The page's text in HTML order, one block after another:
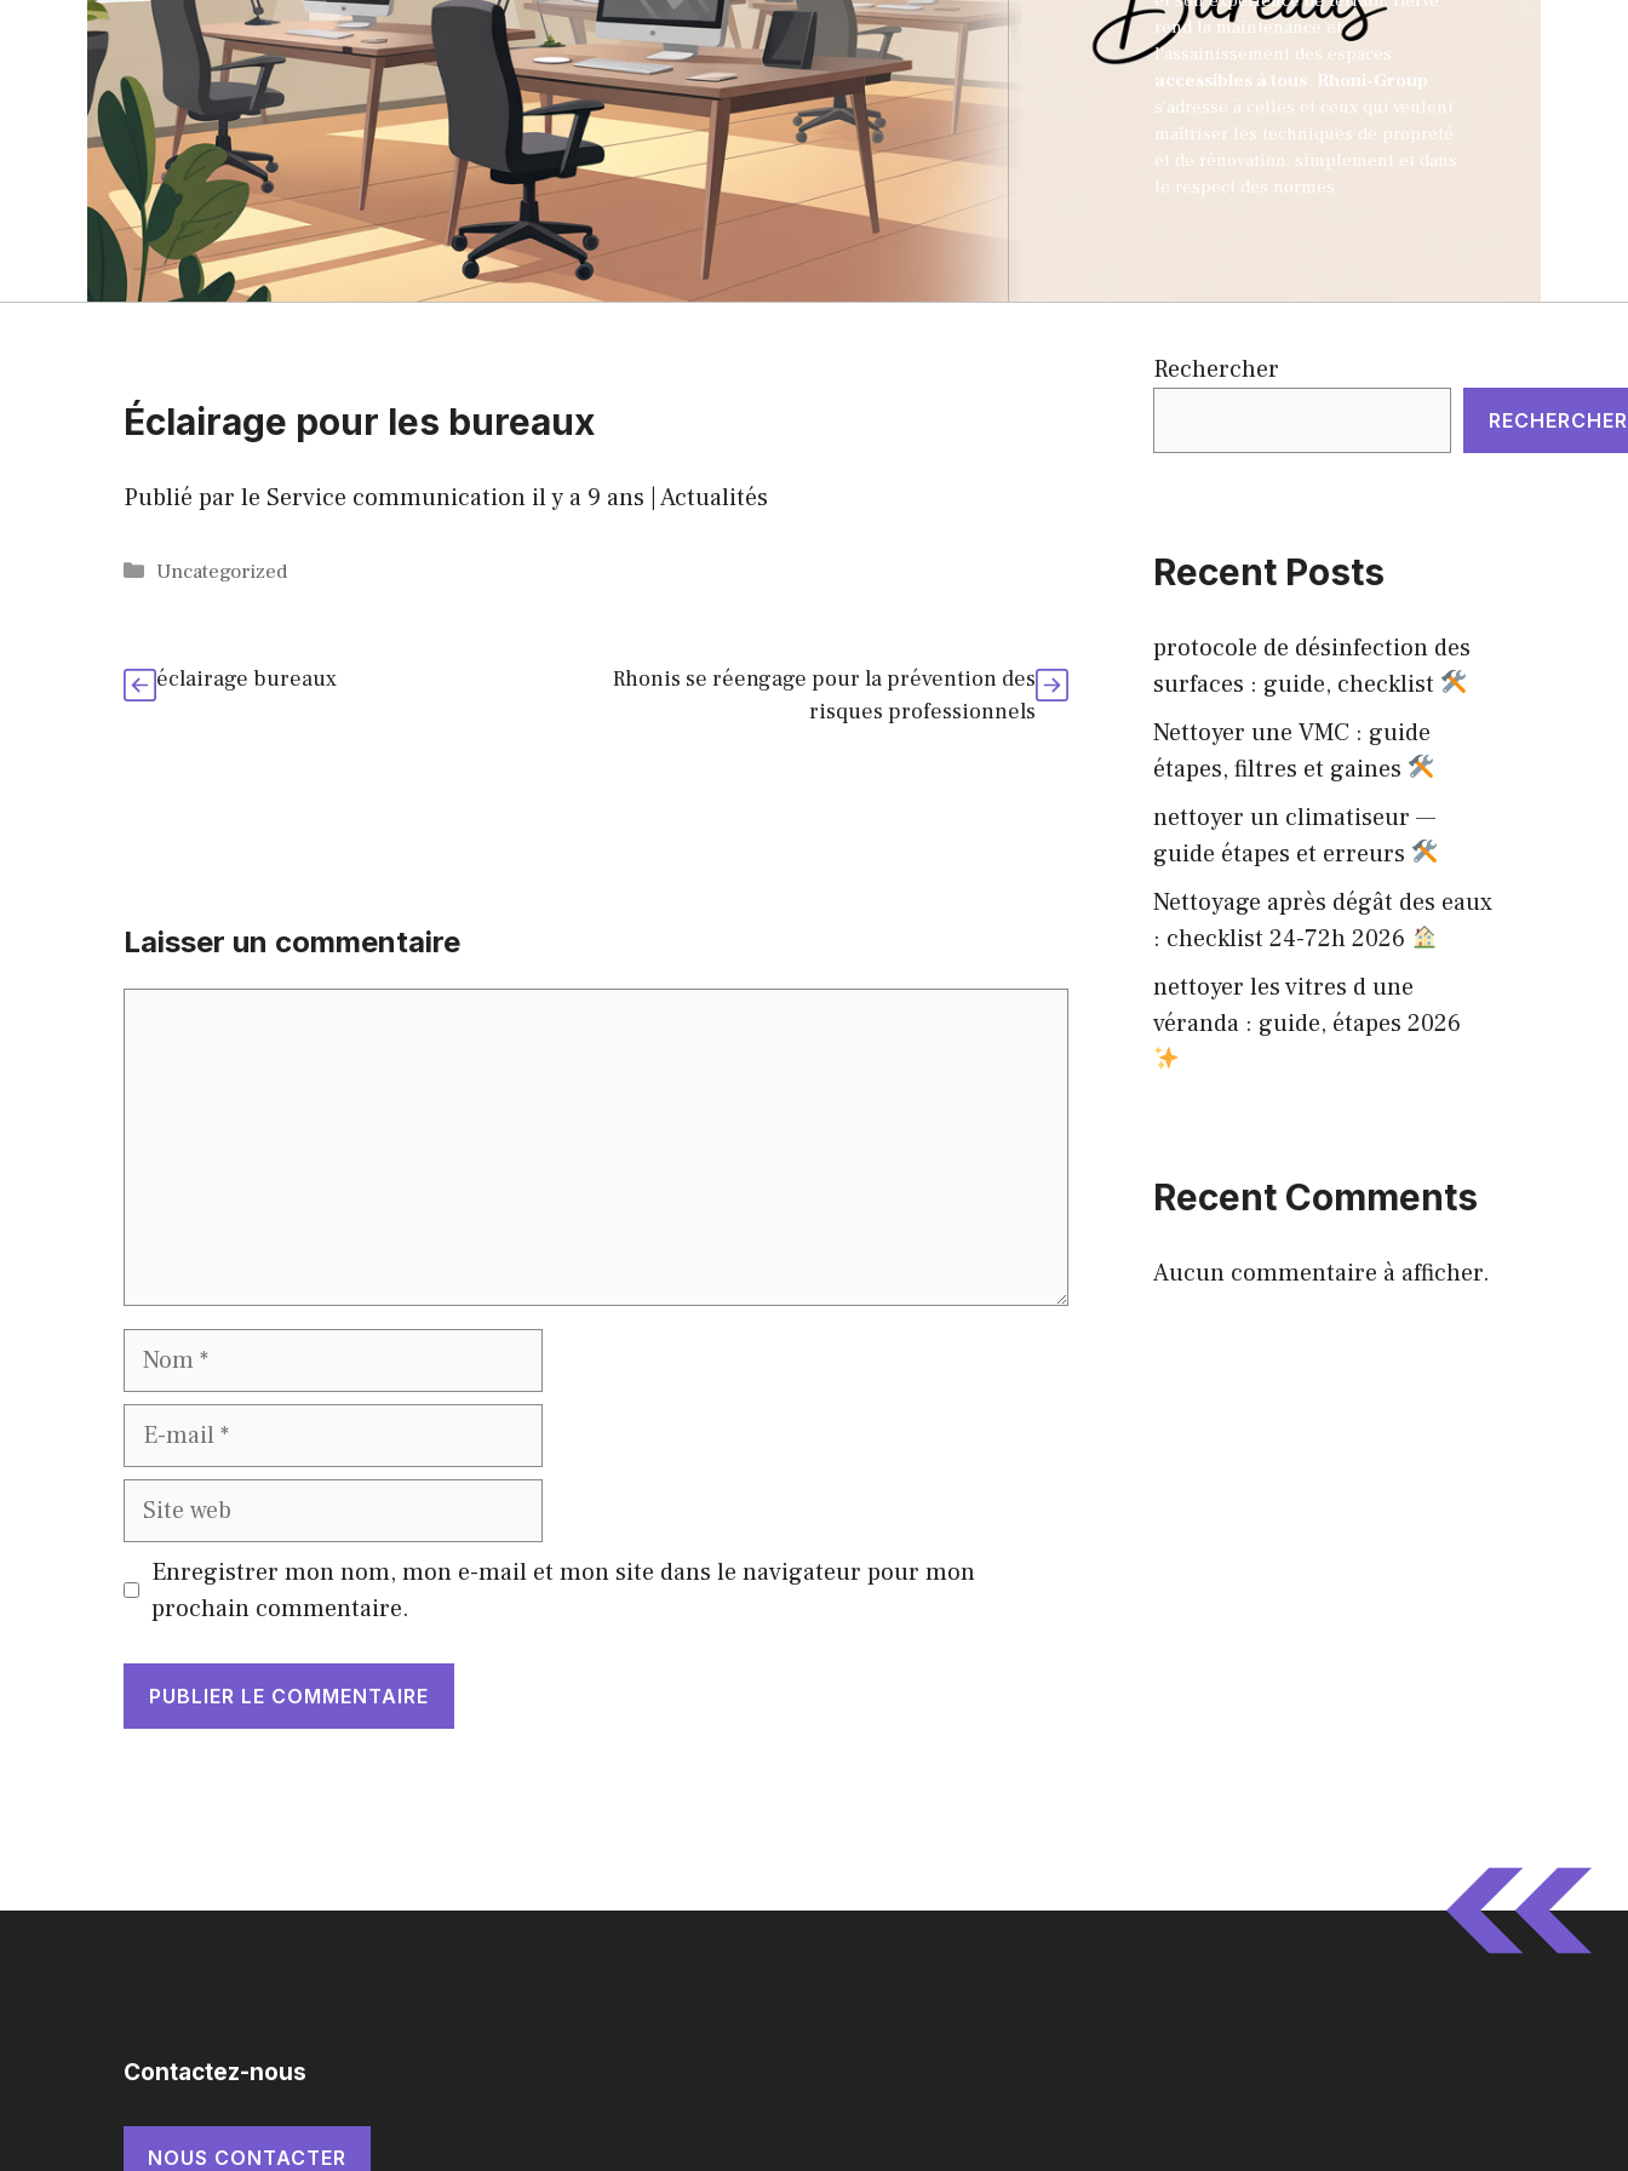
rend la maintenance et
l'assainissement des espaces
accessibles à tous. Rhoni-Group
s’adresse à celles et ceux qui veulent
maîtriser les techniques de propreté
et de rénovation, simplement et dans
le respect des normes.
Éclairage pour les bureaux
Publié par le Service communication il y a 9 ans | Actualités
Catégories
Uncategorized
éclairage bureaux
Rhonis se réengage pour la prévention des
risques professionnels
Laisser un commentaire
Nom
E-
Site
Enregistrer mon nom, mon e-mail et mon site dans le navigateur pour mon
prochain commentaire.
Rechercher
RECHERCHER
Recent Posts
protocole de désinfection des
surfaces : guide, checklist
Nettoyer une VMC : guide
étapes, filtres et gaines
nettoyer un climatiseur —
guide étapes et erreurs
Nettoyage après dégât des eaux
: checklist 24-72h 2026
nettoyer les vitres d une
véranda : guide, étapes 2026
Recent Comments
Aucun commentaire à afficher.
Contactez-nous
NOUS CONTACTER